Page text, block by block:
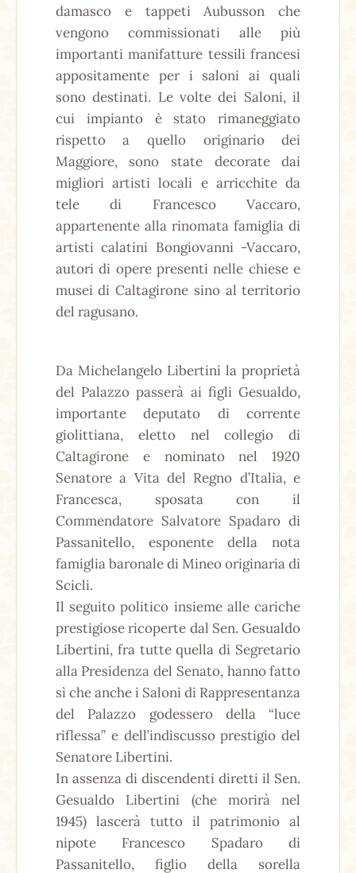
damasco e tappeti Aubusson che
vengono commissionati alle più
importanti manifatture tessili francesi
appositamente per i saloni ai quali
sono destinati. Le volte dei Saloni, il
cui impianto è stato rimaneggiato
rispetto a quello originario dei
Maggiore, sono state decorate dai
migliori artisti locali e arricchite da
tele di Francesco Vaccaro,
appartenente alla rinomata famiglia di
artisti calatini Bongiovanni -Vaccaro,
autori di opere presenti nelle chiese e
musei di Caltagirone sino al territorio
del ragusano.
Da Michelangelo Libertini la proprietà
del Palazzo passerà ai figli Gesualdo,
importante deputato di corrente
giolittiana, eletto nel collegio di
Caltagirone e nominato nel 1920
Senatore a Vita del Regno d’Italia, e
Francesca, sposata con il
Commendatore Salvatore Spadaro di
Passanitello, esponente della nota
famiglia baronale di Mineo originaria di
Scicli.
Il seguito politico insieme alle cariche
prestigiose ricoperte dal Sen. Gesualdo
Libertini, fra tutte quella di Segretario
alla Presidenza del Senato, hanno fatto
sì che anche i Saloni di Rappresentanza
del Palazzo godessero della “luce
riflessa” e dell’indiscusso prestigio del
Senatore Libertini.
In assenza di discendenti diretti il Sen.
Gesualdo Libertini (che morirà nel
1945) lascerà tutto il patrimonio al
nipote Francesco Spadaro di
Passanitello, figlio della sorella